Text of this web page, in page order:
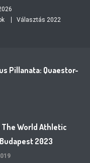
Választás 2022
Pillanata: Quaestor-
World Athletic
2023